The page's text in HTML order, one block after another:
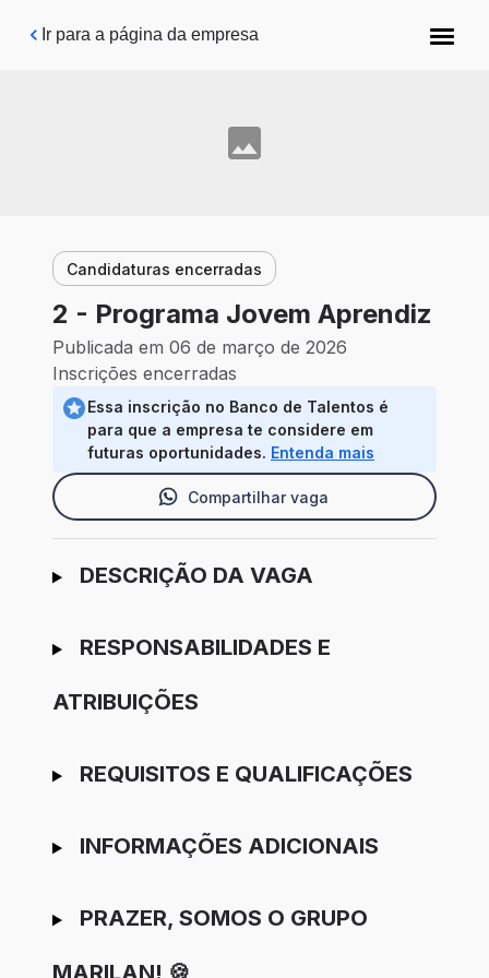
Pular para o conteúdo principal
Ir para a página da empresa
Candidaturas encerradas
2 - Programa Jovem Aprendiz
Publicada em 06 de março de 2026
Inscrições encerradas
Essa inscrição no Banco de Talentos é
para que a empresa te considere em
futuras oportunidades. Entenda mais
Compartilhar vaga
Ir para candidatura
DESCRIÇÃO DA VAGA
RESPONSABILIDADES E
ATRIBUIÇÕES
REQUISITOS E QUALIFICAÇÕES
INFORMAÇÕES ADICIONAIS
PRAZER, SOMOS O GRUPO